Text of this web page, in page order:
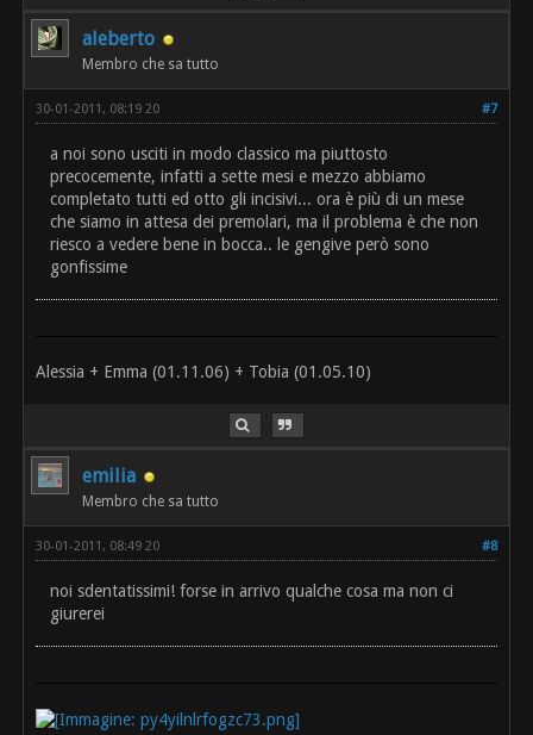
aleberto
Membro che sa tutto
#7
30-01-2011, 08:19 20
a noi sono usciti in modo classico ma piuttosto
precocemente, infatti a sette mesi e mezzo abbiamo
completato tutti ed otto gli incisivi... ora è più di un mese
che siamo in attesa dei premolari, ma il problema è che non
riesco a vedere bene in bocca.. le gengive però sono
gonfissime
Alessia + Emma (01.11.06) + Tobia (01.05.10)
emilia
Membro che sa tutto
#8
30-01-2011, 08:49 20
noi sdentatissimi! forse in arrivo qualche cosa ma non ci
giurerei